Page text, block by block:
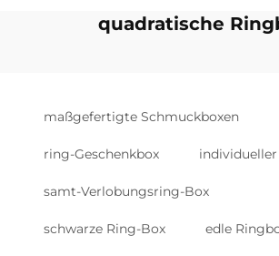
quadratische
maßgefertigte Schmuckboxen
ring-Geschenkbox
samt-Verlobungsring-Box
schwarze Ring-Box edle